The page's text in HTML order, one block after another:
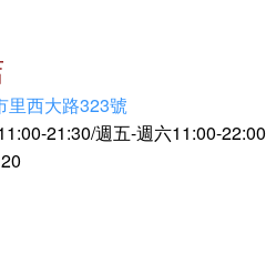
里西大路323號
21:30/週五-週六11:00-22:00